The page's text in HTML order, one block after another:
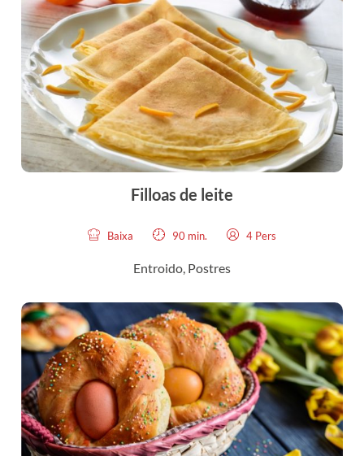
Filloas de leite
Baixa 90 min. 4 Pers
Entroido, Postres